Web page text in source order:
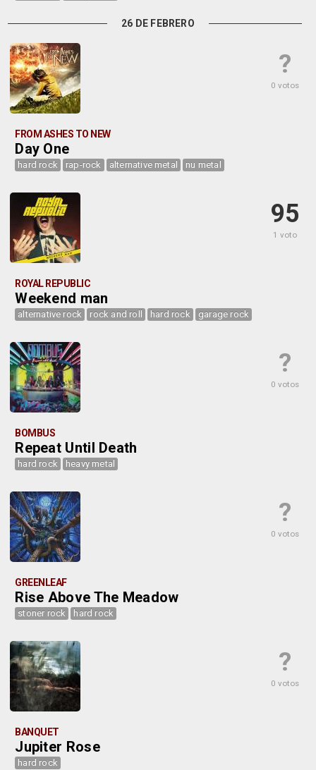
26 DE FEBRERO
?
0 votos
FROM ASHES TO NEW
Day One
hard rock rap-rock alternative metal nu metal
95
1 voto
ROYAL REPUBLIC
Weekend man
alternative rock rock and roll hard rock garage rock
?
0 votos
BOMBUS
Repeat Until Death
hard rock heavy metal
?
0 votos
GREENLEAF
Rise Above The Meadow
stoner rock hard rock
?
0 votos
BANQUET
Jupiter Rose
hard rock